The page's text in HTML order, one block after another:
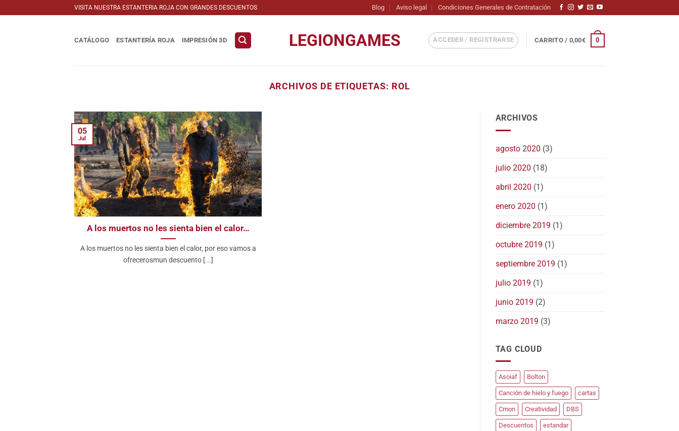
al
VISITA NUESTRA ESTANTERIA ROJA CON GRANDES DESCUENTOS Blog Aviso legal Condiciones Generales de Contratación
LEGIONGAMES
CATÁLOGO ESTANTERÍA ROJA IMPRESIÓN 3D ACCEDER / REGISTRARSE CARRITO / 0,00€ 0
ARCHIVOS DE ETIQUETAS: ROL
A los muertos no les sienta bien el calor…
A los muertos no les sienta bien el calor, por eso vamos a
ofrecerosmun descuento [...]
05
Jul
ARCHIVOS
agosto 2020 (3)
julio 2020 (18)
abril 2020 (1)
enero 2020 (1)
diciembre 2019 (1)
octubre 2019 (1)
septiembre 2019 (1)
julio 2019 (1)
junio 2019 (2)
marzo 2019 (3)
TAG CLOUD
Asoiaf Bolton
Canción de hielo y fuego cartas
Cmon Creatividad DBS
Descuentos estandar